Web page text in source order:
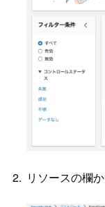
リソースの欄